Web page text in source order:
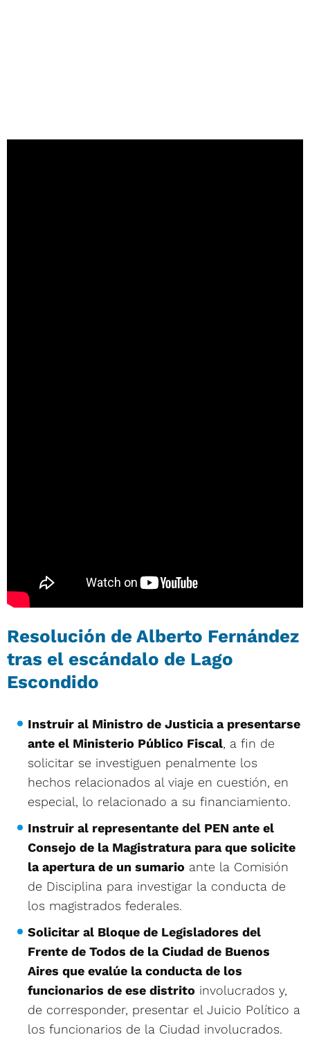
Resolución de Alberto Fernández
tras el escándalo de Lago
Escondido
Instruir al Ministro de Justicia a presentarse
ante el Ministerio Público Fiscal, a fin de
solicitar se investiguen penalmente los
hechos relacionados al viaje en cuestión, en
especial, lo relacionado a su financiamiento.
Instruir al representante del PEN ante el
Consejo de la Magistratura para que solicite
la apertura de un sumario ante la Comisión
de Disciplina para investigar la conducta de
los magistrados federales.
Solicitar al Bloque de Legisladores del
Frente de Todos de la Ciudad de Buenos
Aires que evalúe la conducta de los
funcionarios de ese distrito involucrados y,
de corresponder, presentar el Juicio Político a
los funcionarios de la Ciudad involucrados.